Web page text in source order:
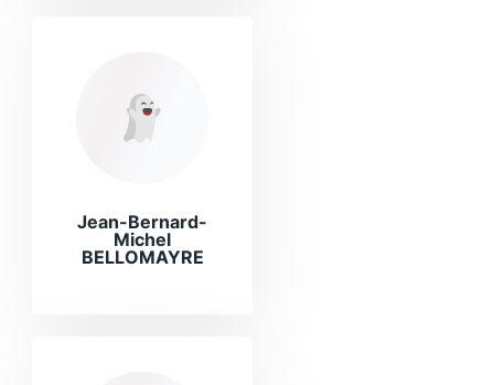
Jean-Bernard-
Michel
BELLOMAYRE